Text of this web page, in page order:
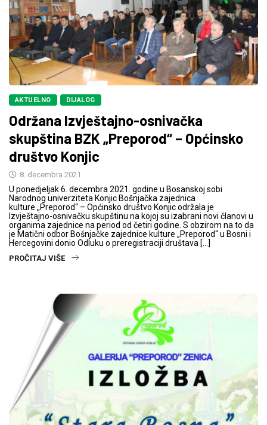
AKTUELNO DIJALOG
Održana Izvještajno-osnivačka
skupština BZK „Preporod“ – Općinsko
društvo Konjic
8. decembra 2021.
U ponedjeljak 6. decembra 2021. godine u Bosanskoj sobi
Narodnog univerziteta Konjic Bošnjačka zajednica
kulture „Preporod“ – Općinsko društvo Konjic održala je
Izvještajno-osnivačku skupštinu na kojoj su izabrani novi članovi u
organima zajednice na period od četiri godine. S obzirom na to da
je Matični odbor Bošnjačke zajednice kulture „Preporod“ u Bosni i
Hercegovini donio Odluku o preregistraciji društava […]
PROČITAJ VIŠE